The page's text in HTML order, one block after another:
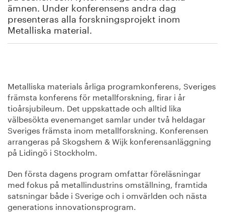
Bildbank
Om oss
ämnen. Under konferensens andra dag
presenteras alla forskningsprojekt inom
Metalliska material.
Metalliska materials årliga programkonferens, Sveriges
främsta konferens för metallforskning, firar i år
tioårsjubileum. Det uppskattade och alltid lika
välbesökta evenemanget samlar under två heldagar
Sveriges främsta inom metallforskning. Konferensen
arrangeras på Skogshem & Wijk konferensanläggning
på Lidingö i Stockholm.
Den första dagens program omfattar föreläsningar
med fokus på metallindustrins omställning, framtida
satsningar både i Sverige och i omvärlden och nästa
generations innovationsprogram.